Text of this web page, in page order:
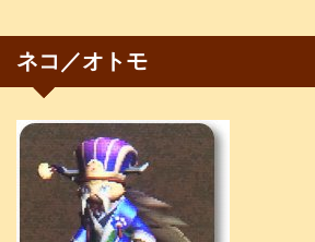
ネコ／オトモ